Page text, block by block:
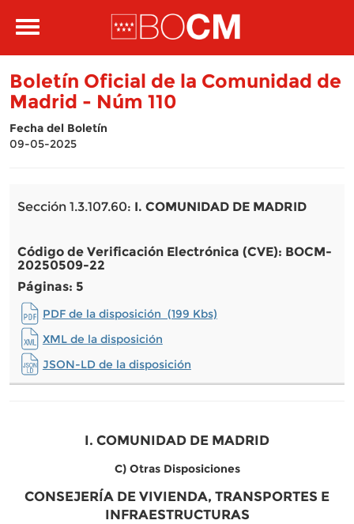
Toggle
Boletín Oficial de la Comunidad de
Madrid - Núm 110
Fecha del Boletín
09-05-2025
Sección 1.3.107.60: I. COMUNIDAD DE MADRID
Código de Verificación Electrónica (CVE): BOCM-
20250509-22
Páginas: 5
PDF de la disposición (199 Kbs)
XML de la disposición
JSON-LD de la disposición
I. COMUNIDAD DE MADRID
C) Otras Disposiciones
CONSEJERÍA DE VIVIENDA, TRANSPORTES E
INFRAESTRUCTURAS